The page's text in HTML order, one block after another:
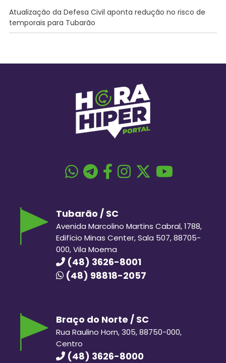
Atualização da Defesa Civil aponta redução no risco de
temporais para Tubarão
Tubarão / SC
Avenida Marcolino Martins Cabral, 1788,
Edifício Minas Center, Sala 507, 88705-
000, Vila Moema
(48) 3626-8001
(48) 98818-2057
Braço do Norte / SC
Rua Raulino Horn, 305, 88750-000,
Centro
(48) 3626-8000